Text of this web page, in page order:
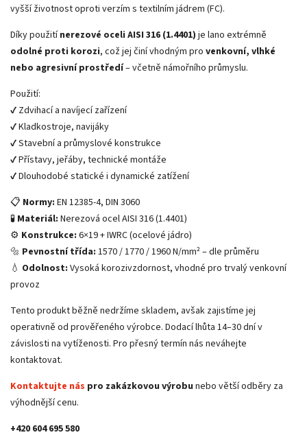
vyšší životnost oproti verzím s textilním jádrem (FC).
Díky použitínerezové oceli AISI 316 (1.4401) je lano extrémně
odolné proti korozi, což jej činí vhodným pro venkovní, vlhké
nebo agresivní prostředí– včetně námořního průmyslu.
Použití:
✔️ Zdvihací a navíjecí zařízení
✔️ Kladkostroje, navijáky
✔️ Stavební a průmyslové konstrukce
✔️ Přístavy, jeřáby, technické montáže
✔️ Dlouhodobé statické i dynamické zatížení
📋 Normy: EN 12385-4, DIN 3060
🧪 Materiál: Nerezová ocel AISI 316 (1.4401)
⚙️ Konstrukce: 6×19 + IWRC (ocelové jádro)
🔩 Pevnostní třída: 1570 / 1770 / 1960 N/mm² – dle průměru
💧 Odolnost: Vysoká korozivzdornost, vhodné pro trvalý venkovní
provoz
Tento produkt běžně nedržíme skladem, avšak zajistíme jej
operativně od prověřeného výrobce. Dodací lhůta 14–30 dní v
závislosti na vytíženosti. Pro přesný termín nás neváhejte
kontaktovat.
Kontaktujte nás pro zakázkovou výrobu nebo větší odběry za
výhodnější cenu.
+420 604 695 580